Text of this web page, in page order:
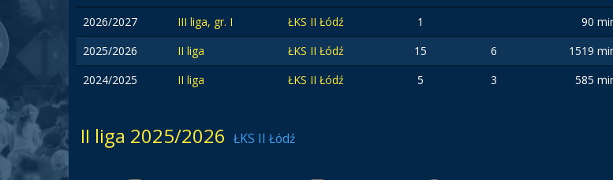
2026/2027
III liga, gr. I ŁKS II Łódź 1 90
2025/2026
II liga ŁKS II Łódź 15 6 1519
2024/2025
II liga ŁKS II Łódź 5 3 585
II liga 2025/2026 ŁKS II Łódź